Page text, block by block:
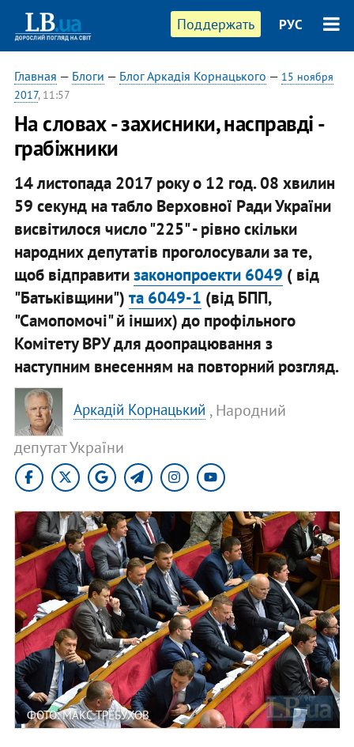
Поддержать РУС
Главная — Блоги — Блог Аркадія Корнацького — 15 ноября
2017, 11:57
На словах - захисники, насправді -
грабіжники
14 листопада 2017 року о 12 год. 08 хвилин
59 секунд на табло Верховної Ради України
висвітилося число "225" - рівно скільки
народних депутатів проголосували за те,
щоб відправитизаконопроекти 6049 ( від
"Батьківщини") та 6049-1 (від БПП,
"Самопомочі" й інших) до профільного
Комітету ВРУ для доопрацювання з
наступним внесенням на повторний розгляд.
Аркадій Корнацький , Народний
депутат України
ФОТО: МАКС ТРЕБУХОВ